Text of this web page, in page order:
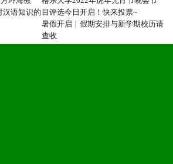
汉语知识的 目评选今日开启！快来投票~
暑假开启｜假期安排与新学期校历请
查收